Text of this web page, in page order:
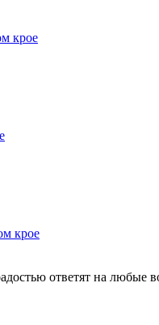
крое
крое
ответят на любые